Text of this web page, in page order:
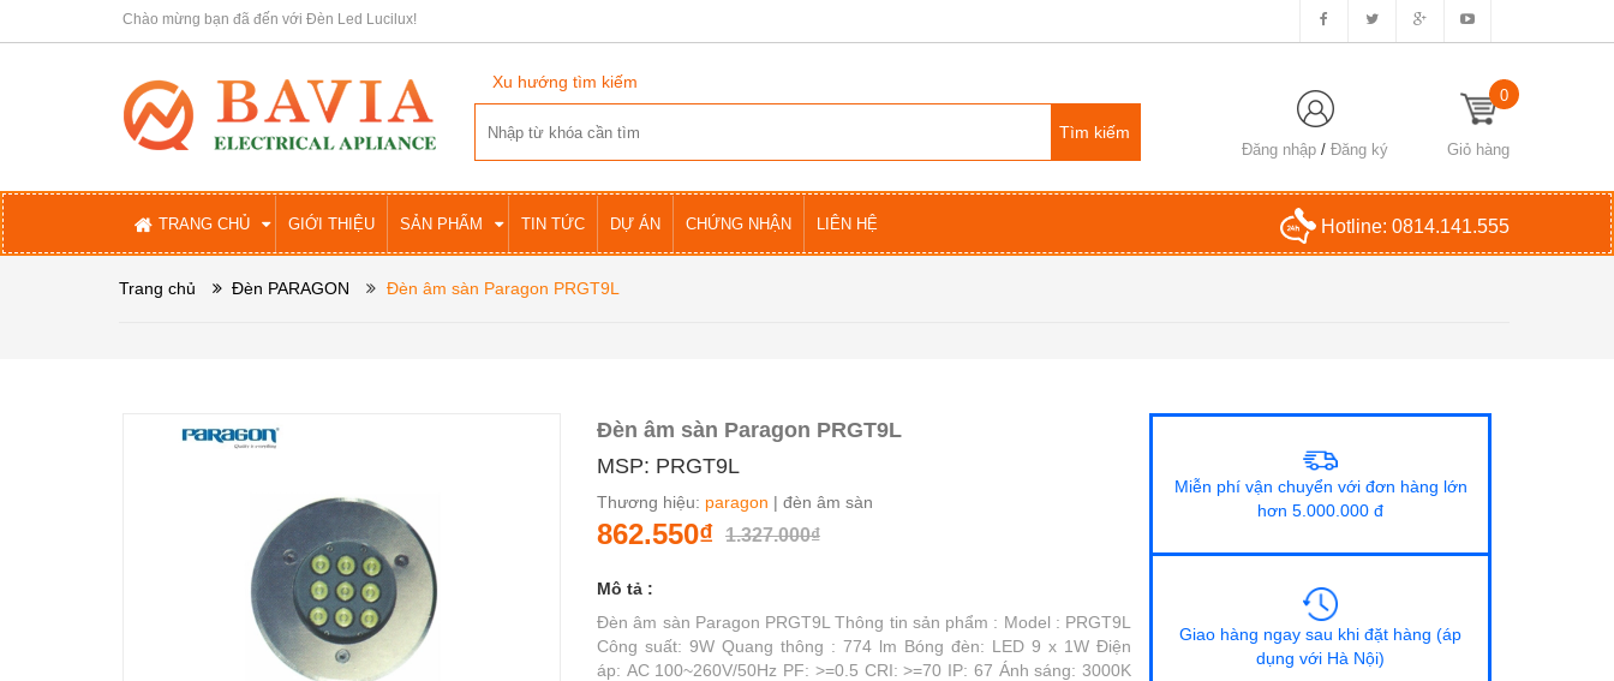
Chào mừng bạn đã đến với Đèn Led Lucilux!
Xu hướng tìm kiếm
Đăng nhập /Đăng ký Giỏ hàng
0
TRANG CHỦ GIỚI THIỆU SẢN PHẨM TIN TỨC DỰ ÁN CHỨNG NHẬN LIÊN HỆ Hotline: 0814.141.555
Trang chủ Đèn PARAGON Đèn âm sàn Paragon PRGT9L
Đèn âm sàn Paragon PRGT9L
MSP: PRGT9L
Thương hiệu: paragon | đèn âm sàn
862.550₫ 1.327.000₫
Mô tả :
Đèn âm sàn Paragon PRGT9L Thông tin sản phẩm : Model : PRGT9L
Công suất: 9W Quang thông : 774 lm Bóng đèn: LED 9 x 1W Điện
áp: AC 100~260V/50Hz PF: >=0.5 CRI: >=70 IP: 67 Ánh sáng: 3000K
Miễn phí vận chuyển với đơn hàng lớn
hơn 5.000.000 đ
Giao hàng ngay sau khi đặt hàng (áp
dụng với Hà Nội)